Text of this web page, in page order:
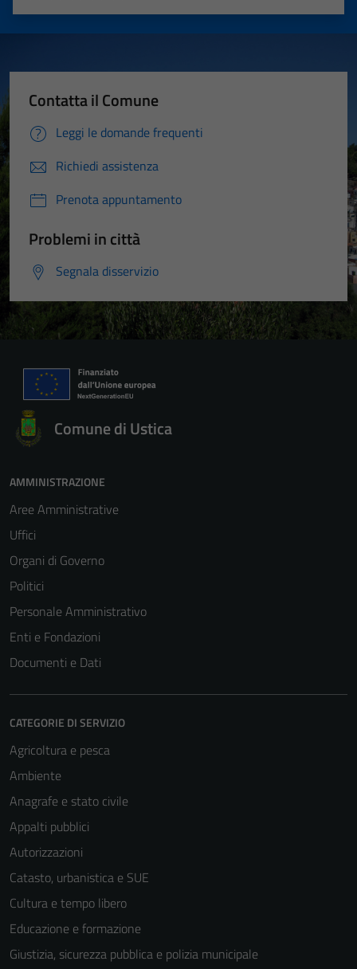
Valuta 5 stelle su 5
Valuta 4 stelle su 5
Valuta 3 stelle su 5
Valuta 2 stelle su 5
Valuta 1 stelle su 5
Contatta il Comune
Leggi le domande frequenti
Richiedi assistenza
Prenota appuntamento
Problemi in città
Segnala disservizio
Comune di Ustica
AMMINISTRAZIONE
Aree Amministrative
Uffici
Organi di Governo
Politici
Personale Amministrativo
Enti e Fondazioni
Documenti e Dati
CATEGORIE DI SERVIZIO
Agricoltura e pesca
Ambiente
Anagrafe e stato civile
Appalti pubblici
Autorizzazioni
Catasto, urbanistica e SUE
Cultura e tempo libero
Educazione e formazione
Giustizia, sicurezza pubblica e polizia municipale
Questi cookie